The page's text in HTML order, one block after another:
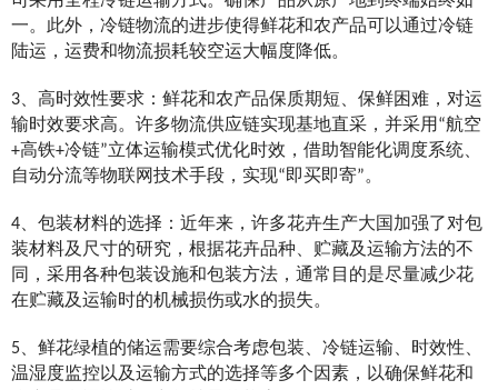
一。此外，冷链物流的进步使得鲜花和农产品可以通过冷链
陆运，运费和物流损耗较空运大幅度降低。
3、高时效性要求：鲜花和农产品保质期短、保鲜困难，对运
输时效要求高。许多物流供应链实现基地直采，并采用“航空
+高铁+冷链”立体运输模式优化时效，借助智能化调度系统、
自动分流等物联网技术手段，实现“即买即寄”。
4、 包装材料的选择：近年来，许多花卉生产大国加强了对包
装材料及尺寸的研究，根据花卉品种、贮藏及运输方法的不
同，采用各种包装设施和包装方法，通常目的是尽量减少花
在贮藏及运输时的机械损伤或水的损失。
5、鲜花绿植的储运需要综合考虑包装、冷链运输、时效性、
温湿度监控以及运输方式的选择等多个因素，以确保鲜花和